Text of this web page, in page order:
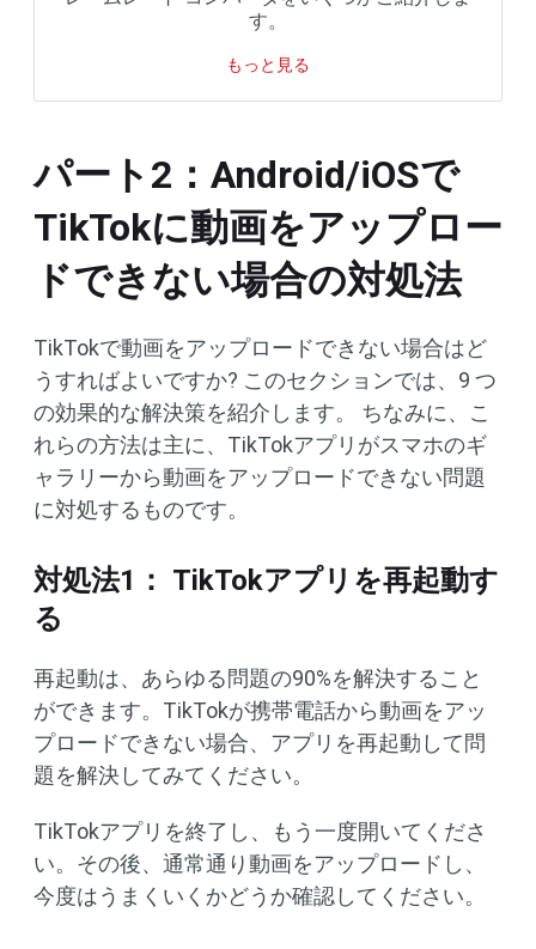
す。
もっと見る
パート2：Android/iOSで
TikTokに動画をアップロー
ドできない場合の対処法
TikTokで動画をアップロードできない場合はど
うすればよいですか? このセクションでは、9 つ​​
の効果的な解決策を紹介します。 ちなみに、こ
れらの方法は主に、TikTokアプリがスマホのギ
ャラリーから動画をアップロードできない問題
に対処するものです。
対処法1： TikTokアプリを再起動す
る
再起動は、あらゆる問題の90%を解決すること
ができます。TikTokが携帯電話から動画をアッ
プロードできない場合、アプリを再起動して問
題を解決してみてください。
TikTokアプリを終了し、もう一度開いてくださ
い。その後、通常通り動画をアップロードし、
今度はうまくいくかどうか確認してください。